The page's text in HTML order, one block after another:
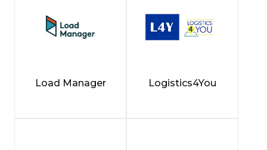
Load Manager Logistics4You